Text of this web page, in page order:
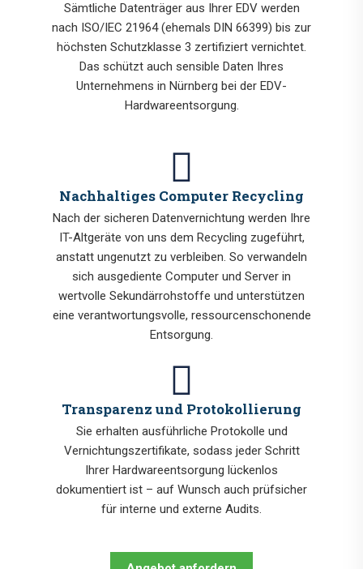
Sämtliche Datenträger aus Ihrer EDV werden
nach ISO/IEC 21964 (ehemals DIN 66399) bis zur
höchsten Schutzklasse 3 zertifiziert vernichtet.
Das schützt auch sensible Daten Ihres
Unternehmens in Nürnberg bei der EDV-
Hardwareentsorgung.
Nachhaltiges Computer Recycling
Nach der sicheren Datenvernichtung werden Ihre
IT-Altgeräte von uns dem Recycling zugeführt,
anstatt ungenutzt zu verbleiben. So verwandeln
sich ausgediente Computer und Server in
wertvolle Sekundärrohstoffe und unterstützen
eine verantwortungsvolle, ressourcenschonende
Entsorgung.
Transparenz und Protokollierung
Sie erhalten ausführliche Protokolle und
Vernichtungszertifikate, sodass jeder Schritt
Ihrer Hardwareentsorgung lückenlos
dokumentiert ist – auf Wunsch auch prüfsicher
für interne und externe Audits.